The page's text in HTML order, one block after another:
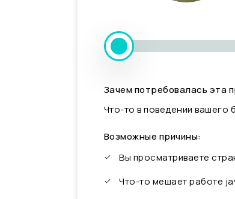
Зачем потребовалась эта
Что-то в поведении вашего
Возможные причины:
Вы просматриваете
Что-то мешает работе